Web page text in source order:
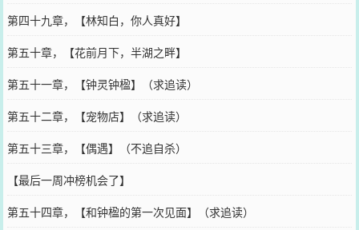
第四十九章，【林知白，你人真好】
第五十章，【花前月下，半湖之畔】
第五十一章，【钟灵钟楹】（求追读）
第五十二章，【宠物店】（求追读）
第五十三章，【偶遇】（不追自杀）
【最后一周冲榜机会了】
第五十四章，【和钟楹的第一次见面】（求追读）